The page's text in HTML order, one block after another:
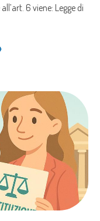
6 viene: Legge di